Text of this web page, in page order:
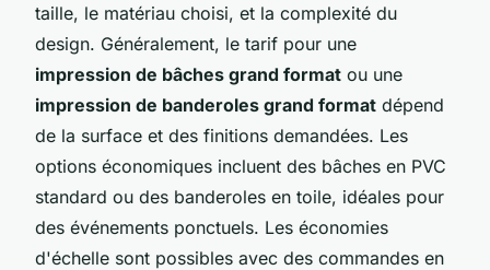
taille, le matériau choisi, et la complexité du
design. Généralement, le tarif pour une
impression de bâches grand format ou une
impression de banderoles grand format dépend
de la surface et des finitions demandées. Les
options économiques incluent des bâches en PVC
standard ou des banderoles en toile, idéales pour
des événements ponctuels. Les économies
d'échelle sont possibles avec des commandes en